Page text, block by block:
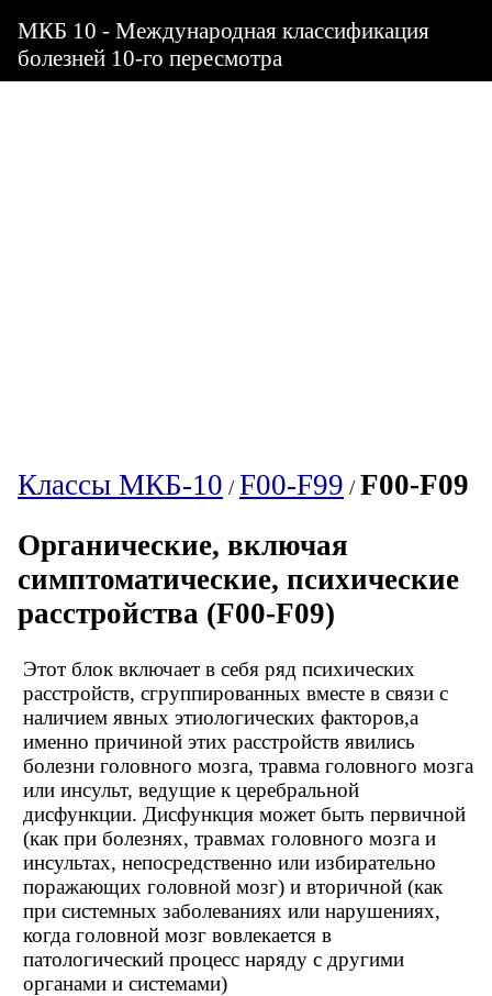
МКБ 10 - Международная классификация
болезней 10-го пересмотра
Классы МКБ-10 /F00-F99 /F00-F09
Органические, включая
симптоматические, психические
расстройства (F00-F09)
Этот блок включает в себя ряд психических
расстройств, сгруппированных вместе в связи с
наличием явных этиологических факторов,а
именно причиной этих расстройств явились
болезни головного мозга, травма головного мозга
или инсульт, ведущие к церебральной
дисфункции. Дисфункция может быть первичной
(как при болезнях, травмах головного мозга и
инсультах, непосредственно или избирательно
поражающих головной мозг) и вторичной (как
при системных заболеваниях или нарушениях,
когда головной мозг вовлекается в
патологический процесс наряду с другими
органами и системами)